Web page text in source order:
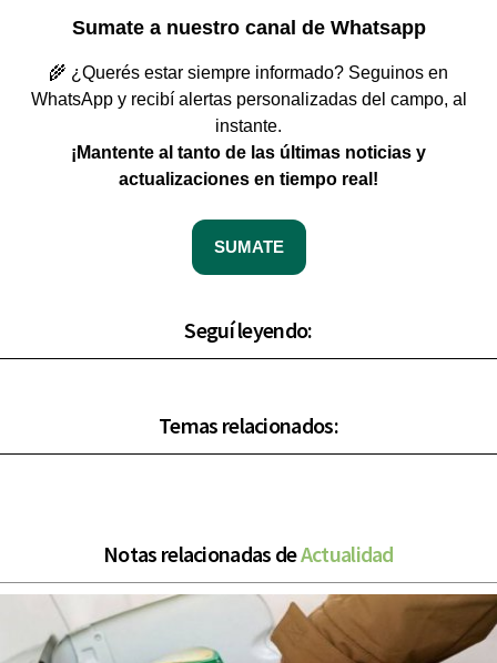
Sumate a nuestro canal de Whatsapp
🌾 ¿Querés estar siempre informado? Seguinos en
WhatsApp y recibí alertas personalizadas del campo, al
instante.
¡Mantente al tanto de las últimas noticias y
actualizaciones en tiempo real!
SUMATE
Seguí leyendo:
Temas relacionados:
Notas relacionadas deActualidad